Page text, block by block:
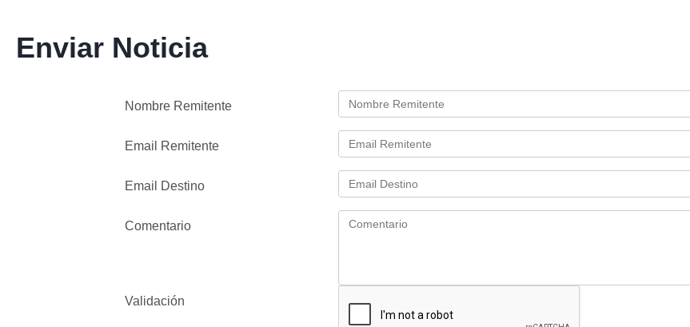
Enviar Noticia
Nombre Remitente
Email Remitente
Email Destino
Comentario
Validación